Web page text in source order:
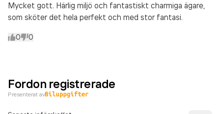
Mycket gott. Härlig miljö och fantastiskt charmiga ägare,
som sköter det hela perfekt och med stor fantasi.
0 0
Fordon registrerade
Presenterat av